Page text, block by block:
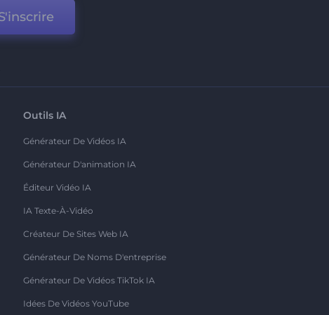
Outils IA
Générateur De Vidéos IA
Générateur D'animation IA
Éditeur Vidéo IA
IA Texte-À-Vidéo
Créateur De Sites Web IA
Générateur De Noms D'entreprise
Générateur De Vidéos TikTok IA
Idées De Vidéos YouTube